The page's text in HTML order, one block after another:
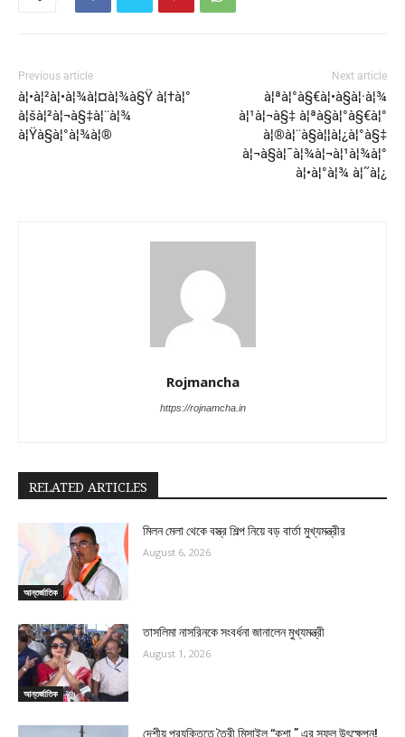
Previous article
à¦•à¦²à¦•à¦¾à¦¤à¦¾à§Ÿ à¦†à¦°
à¦šà¦²à¦¬à§‡à¦¨à¦¾
à¦Ÿà§à¦°à¦¾à¦®
Next article
à¦ªà¦°à§€à¦•à§à¦·à¦¾
à¦¹à¦¬à§‡ à¦ªà§à¦°à§€à¦°
à¦®à¦¨à§à¦¦à¦¿à¦°à§‡
à¦¬à§à¦¯à¦¾à¦¬à¦¹à¦¾à¦°
à¦•à¦°à¦¾ à¦˜à¦¿
Rojmancha
https://rojnamcha.in
RELATED ARTICLES
আন্তর্জাতিক
মিলন মেলা থেকে বস্ত্র শিল্প নিয়ে বড় বার্তা মুখ্যমন্ত্রীর
August 6, 2026
আন্তর্জাতিক
তাসলিমা নাসরিনকে সংবর্ধনা জানালেন মুখ্যমন্ত্রী
August 1, 2026
দেশীয় প্রযুক্তিতে তৈরী মিসাইল “কুশা ” এর সফল উৎক্ষেপন!